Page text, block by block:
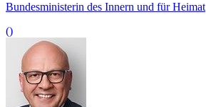
Bundesministerin des Innern und für Heimat
()